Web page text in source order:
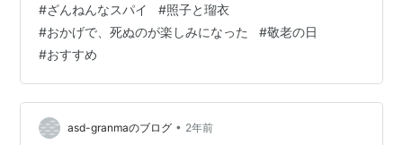
じ おすすめポイント 照子と瑠衣 (井上荒野) あらすじ お
すすめポイント おかげで、死ぬのが楽しみになった (遠
未真幸) あらすじ おすすめポイント まとめ ざんねんなス
パイ（一條次郎) リンク あらすじ 主人公が73歳の新人ス
パイ、コードネームは「ルーキー」。 この年までずっ
と…
#ざんねんなスパイ #照子と瑠衣
#おかげで、死ぬのが楽しみになった #敬老の日
#おすすめ
asd-granmaのブログ • 2年前